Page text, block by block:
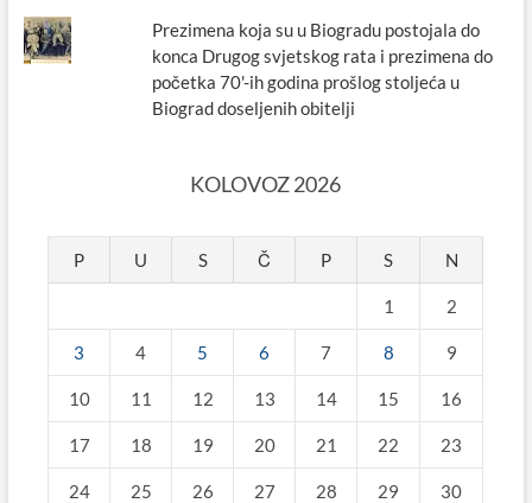
Prezimena koja su u Biogradu postojala do
konca Drugog svjetskog rata i prezimena do
početka 70'-ih godina prošlog stoljeća u
Biograd doseljenih obitelji
KOLOVOZ 2026
P U S Č P S N
1 2
3 4 5 6 7 8 9
10 11 12 13 14 15 16
17 18 19 20 21 22 23
24 25 26 27 28 29 30